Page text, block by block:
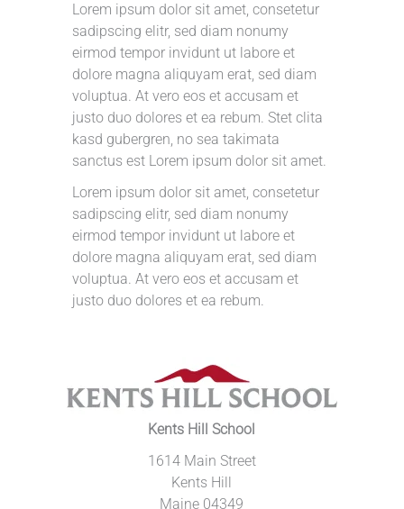
Lorem ipsum dolor sit amet, consetetur
sadipscing elitr, sed diam nonumy
eirmod tempor invidunt ut labore et
dolore magna aliquyam erat, sed diam
voluptua. At vero eos et accusam et
justo duo dolores et ea rebum. Stet clita
kasd gubergren, no sea takimata
sanctus est Lorem ipsum dolor sit amet.
Lorem ipsum dolor sit amet, consetetur
sadipscing elitr, sed diam nonumy
eirmod tempor invidunt ut labore et
dolore magna aliquyam erat, sed diam
voluptua. At vero eos et accusam et
justo duo dolores et ea rebum.
Kents Hill School
1614 Main Street
Kents Hill
Maine 04349